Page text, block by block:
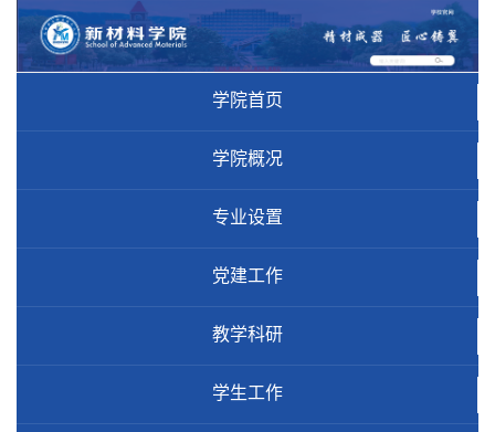
学院首页
学院概况
专业设置
党建工作
教学科研
学生工作